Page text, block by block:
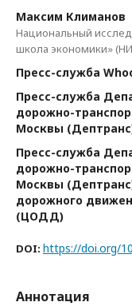
Максим Климанов
Национальный
школа экономики»
Пресс-служба
Пресс-служба
дорожно-
Москвы
Пресс-служба
дорожно-
Москвы
дорожного
(ЦОДД)
DOI: https://doi.org/
Аннотация